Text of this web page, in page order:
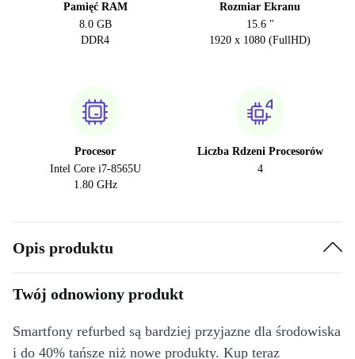
Pamięć RAM
8.0 GB
DDR4
Rozmiar Ekranu
15.6 "
1920 x 1080 (FullHD)
Procesor
Intel Core i7-8565U
1.80 GHz
Liczba Rdzeni Procesorów
4
Opis produktu
Twój odnowiony produkt
Smartfony refurbed są bardziej przyjazne dla środowiska
i do 40% tańsze niż nowe produkty. Kup teraz